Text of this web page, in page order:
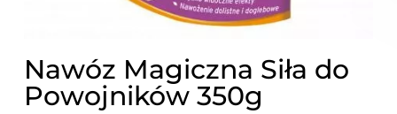
Nawóz Magiczna Siła do
Powojników 350g